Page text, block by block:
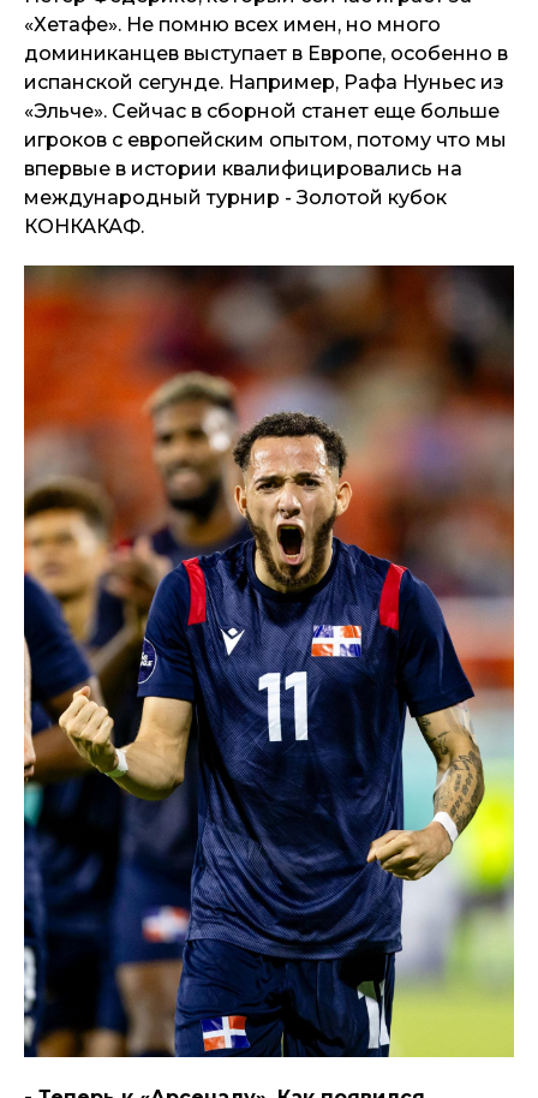
«Хетафе». Не помню всех имен, но много
доминиканцев выступает в Европе, особенно в
испанской сегунде. Например, Рафа Нуньес из
«Эльче». Сейчас в сборной станет еще больше
игроков с европейским опытом, потому что мы
впервые в истории квалифицировались на
международный турнир - Золотой кубок
КОНКАКАФ.